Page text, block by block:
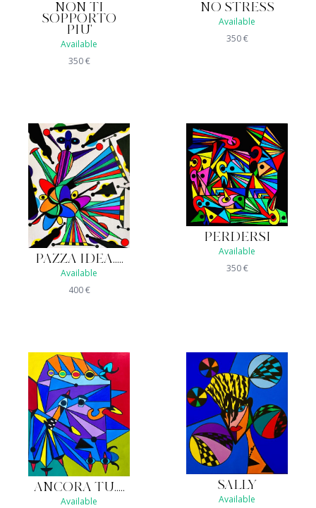
NON TI
SOPPORTO
PIU'
Available
350€
NO STRESS
Available
350€
PAZZA IDEA.....
Available
400€
PERDERSI
Available
350€
ANCORA TU.....
Available
SALLY
Available